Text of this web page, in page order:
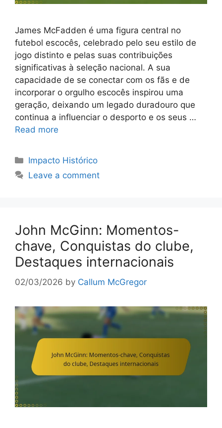
James McFadden é uma figura central no
futebol escocês, celebrado pelo seu estilo de
jogo distinto e pelas suas contribuições
significativas à seleção nacional. A sua
capacidade de se conectar com os fãs e de
incorporar o orgulho escocês inspirou uma
geração, deixando um legado duradouro que
continua a influenciar o desporto e os seus …
Read more
Categories
Impacto Histórico
Leave a comment
John McGinn: Momentos-
chave, Conquistas do clube,
Destaques internacionais
02/03/2026 by Callum McGregor